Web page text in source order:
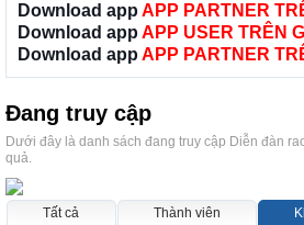
Download app APP PARTNER
Download app APP USER TRÊN
Download app APP PARTNER
Đang truy cập
Dưới đây là danh sách đang truy cập Diễn đàn
quả.
Tất cả Thành viên